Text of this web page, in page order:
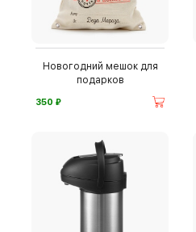
Новогодний мешок для
подарков
350 ⃏